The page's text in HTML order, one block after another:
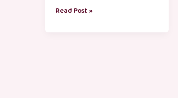
Read Post »